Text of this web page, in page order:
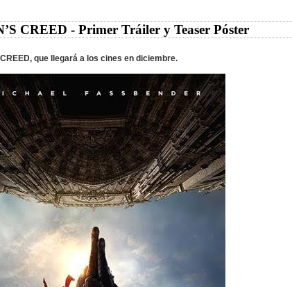
CREED - Primer Tráiler y Teaser Póster
que llegará a los cines en diciembre.